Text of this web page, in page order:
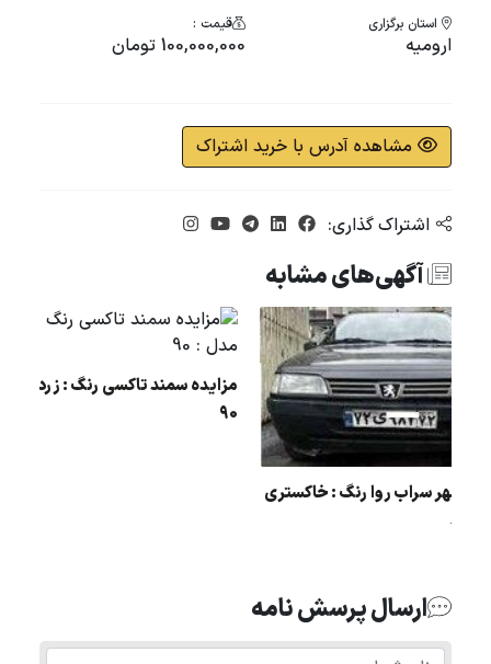
استان برگزاری
ارومیه
قیمت :
100,000,000 تومان
مشاهده آدرس با خرید اشتراک
اشتراک گذاری:
آگهی‌های مشابه
مزایده سمند تاکسی رنگ :
مزایده شهر سراب روا رنگ : خاکستری
مدل : 86
ارسال پرسش نامه